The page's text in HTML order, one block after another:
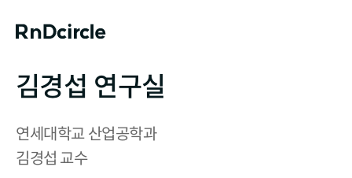
김경섭 연구실
연세대학교 산업공학과
김경섭 교수